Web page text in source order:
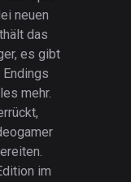
neuen
das
es gibt
mehr.
im